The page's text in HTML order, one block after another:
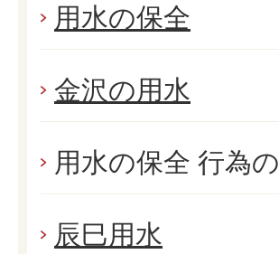
用水の保全
金沢の用水
用水の保全 行為
辰巳用水